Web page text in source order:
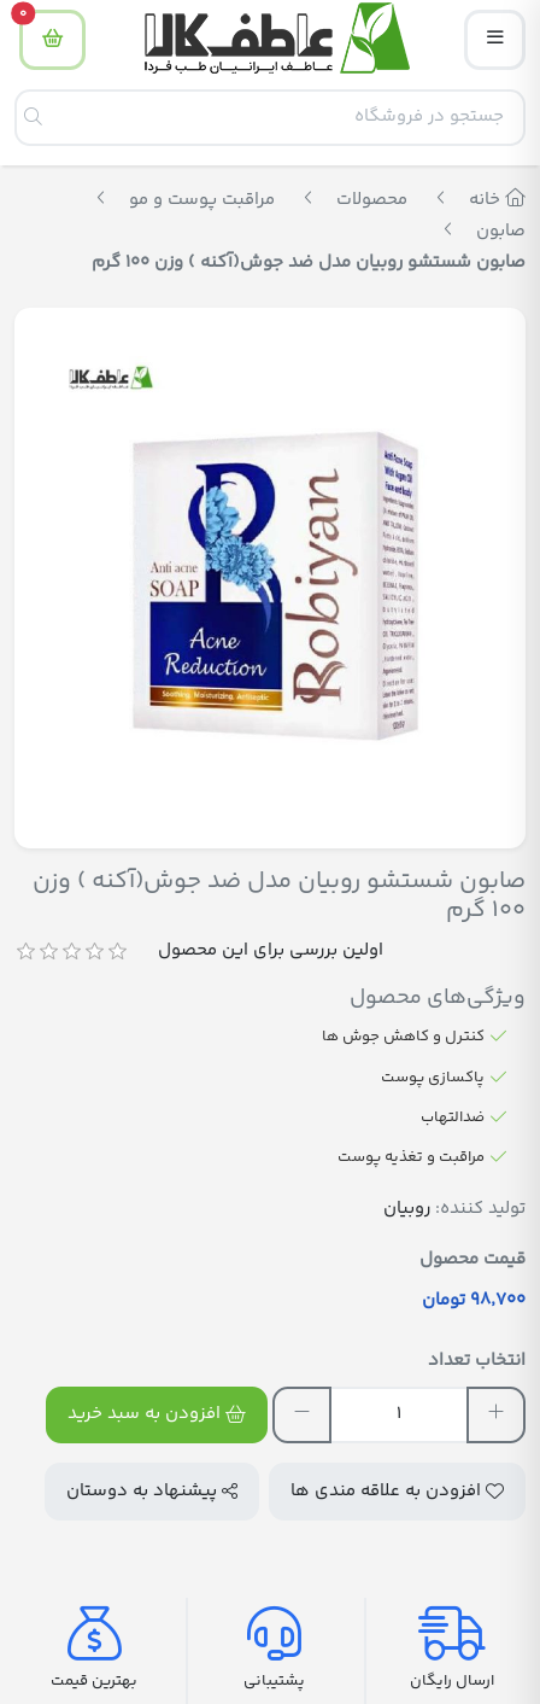
0
خانه محصولات
مراقبت پوست و مو
صابون
صابون شستشو روبیان مدل ضد جوش(آکنه ) وزن 100 گرم
صابون شستشو روبیان مدل ضد جوش(آکنه ) وزن
100 گرم
اولین بررسی برای این محصول
ویژگی‌های محصول
کنترل و کاهش جوش ها
پاکسازی پوست
ضدالتهاب
مراقبت و تغذیه پوست
تولید کننده: روبیان
قیمت محصول
98٬700 تومان
انتخاب تعداد
افزودن به سبد خرید
افزودن به علاقه مندی ها پیشنهاد به دوستان
ارسال رایگان پشتیبانی بهترین قیمت